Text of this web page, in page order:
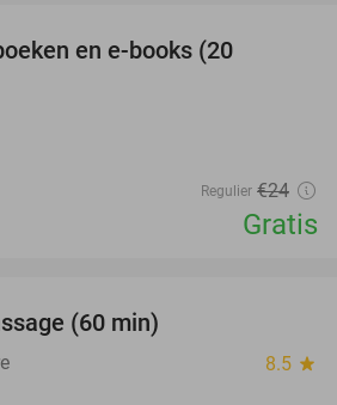
en e-books (20
Regulier €24
Gratis
(60 min)
8.5 star